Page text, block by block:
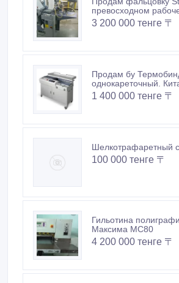
превосходном
3 200 000 тенге 〒
Продам бу
однокареточный.
1 400 000 тенге 〒
Шелкотрафаретный
100 000 тенге 〒
Гильотина
Максима МС80
4 200 000 тенге 〒